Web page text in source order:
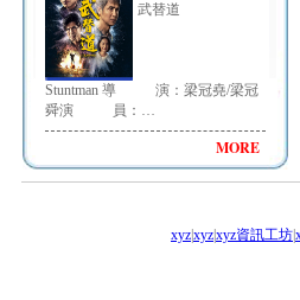
武替道
Stuntman 導 演：梁冠堯/梁冠
舜演 員：…
MORE
xyzxyzxyz資訊工坊